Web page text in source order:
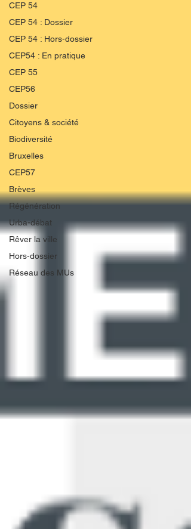
CEP 54
CEP 54 : Dossier
CEP 54 : Hors-dossier
CEP54 : En pratique
CEP 55
CEP56
Dossier
Citoyens & société
Biodiversité
Bruxelles
CEP57
Brèves
Régénération
Urba-débat
Rêver la ville
Hors-dossier
Réseau des MUs